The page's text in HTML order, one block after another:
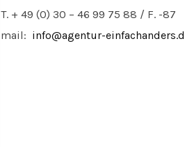
T. + 49 (0) 30 – 46 99 75 88 / F. -87
mail: info@agentur-